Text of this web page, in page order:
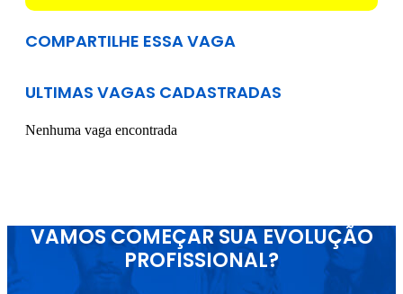
COMPARTILHE ESSA VAGA
ULTIMAS VAGAS CADASTRADAS
Nenhuma vaga encontrada
VAMOS COMEÇAR SUA EVOLUÇÃO
PROFISSIONAL?